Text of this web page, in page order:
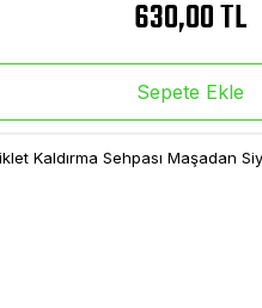
630,00 TL
Sepete Ekle